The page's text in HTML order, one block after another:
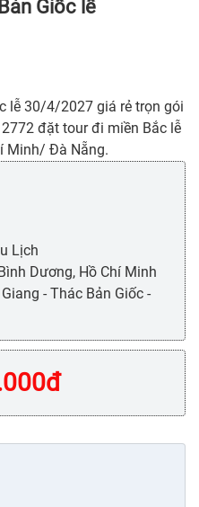
Giốc lễ
lễ 30/4/2027 giá rẻ trọn gói
đặt tour đi miền Bắc lễ
Minh/ Đà Nẵng.
Lịch
Dương, Hồ Chí Minh
- Thác Bản Giốc -
đ